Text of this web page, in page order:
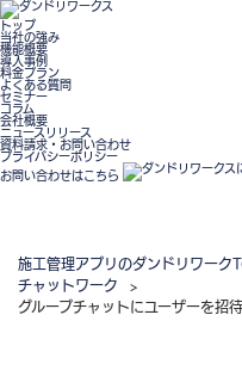
トップ
当社の強み
機能概要
導入事例
料金プラン
よくある質問
セミナー
コラム
会社概要
ニュースリリース
資料請求・お問い合わせ
プライバシーポリシー
お問い合わせはこちら
施工管理アプリのダンドリワーク
チャットワーク
>
グループチャットにユーザーを招